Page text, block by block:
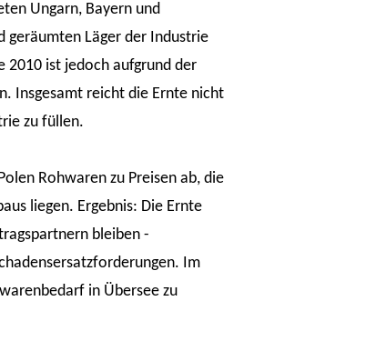
Ungarn, Bayern und
geräumten Läger der Industrie
2010 ist jedoch aufgrund der
Insgesamt reicht die Ernte nicht
zu füllen.
Rohwaren zu Preisen ab, die
liegen. Ergebnis: Die Ernte
bleiben -
Im
in Übersee zu